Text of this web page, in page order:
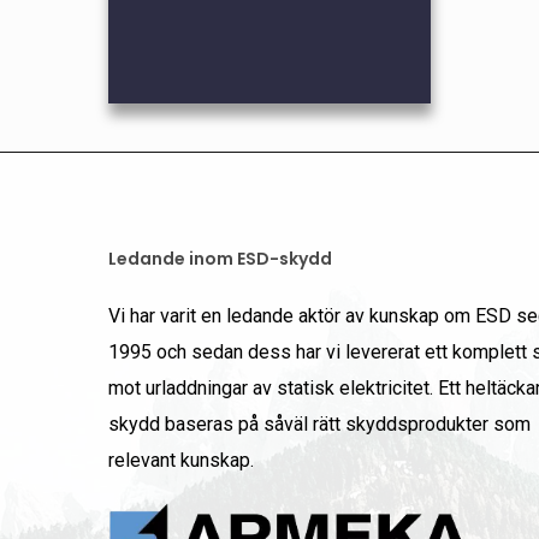
Ledande inom ESD-skydd
Vi har varit en ledande aktör av kunskap om ESD
1995 och sedan dess har vi levererat ett komplett
mot urladdningar av statisk elektricitet. Ett
skydd baseras på såväl rätt skyddsprodukter som
relevant kunskap.